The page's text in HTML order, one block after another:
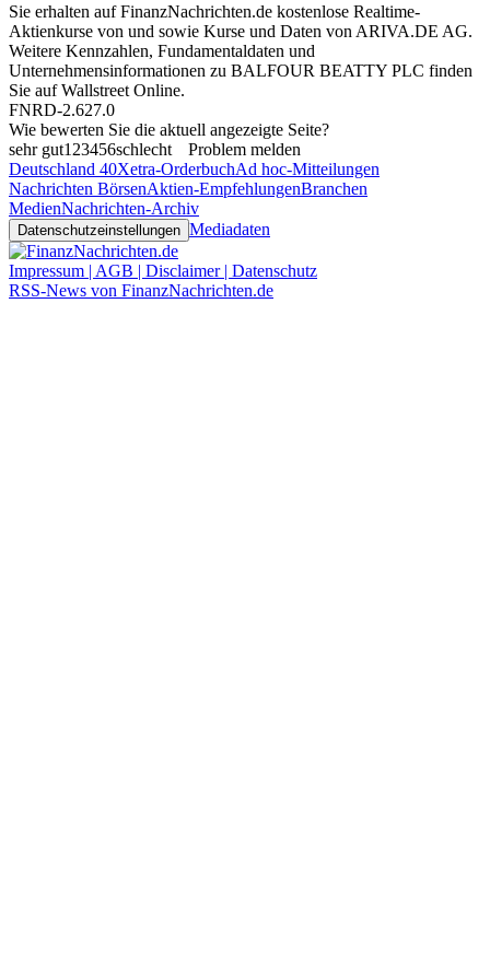
Sie erhalten auf FinanzNachrichten.de kostenlose Realtime-
Aktienkurse von und sowie Kurse und Daten von ARIVA.DE AG.
Weitere Kennzahlen, Fundamentaldaten und
Unternehmensinformationen zu BALFOUR BEATTY PLC finden
Sie aufWallstreet Online.
FNRD-2.627.0
Wie bewerten Sie die aktuell angezeigte Seite?
sehr gut1 23456schlecht
Problem melden
Deutschland 40Xetra-OrderbuchAd hoc-Mitteilungen
Nachrichten BörsenAktien-EmpfehlungenBranchen
MedienNachrichten-Archiv
Datenschutzeinstellungen Mediadaten
Impressum | AGB | Disclaimer | Datenschutz
RSS-News von FinanzNachrichten.de